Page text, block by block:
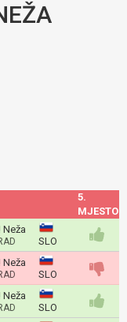
5.
MJESTO
Neža
SLO
Neža
SLO
Neža
SLO